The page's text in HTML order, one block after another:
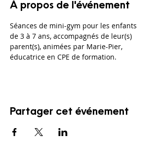
À propos de l'événement
Séances de mini-gym pour les enfants
de 3 à 7 ans, accompagnés de leur(s)
parent(s), animées par Marie-Pier,
éducatrice en CPE de formation.
Partager cet événement